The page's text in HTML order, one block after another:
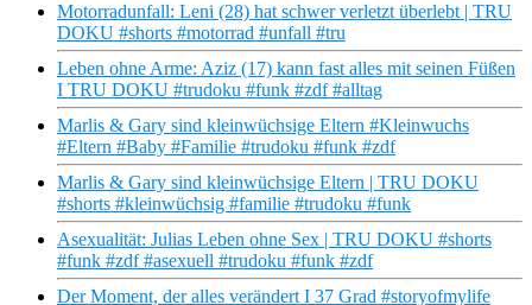
Motorradunfall: Leni (28) hat schwer verletzt überlebt | TRU
DOKU #shorts #motorrad #unfall #tru
Leben ohne Arme: Aziz (17) kann fast alles mit seinen Füßen
I TRU DOKU #trudoku #funk #zdf #alltag
Marlis & Gary sind kleinwüchsige Eltern #Kleinwuchs
#Eltern #Baby #Familie #trudoku #funk #zdf
Marlis & Gary sind kleinwüchsige Eltern | TRU DOKU
#shorts #kleinwüchsig #familie #trudoku #funk
Asexualität: Julias Leben ohne Sex | TRU DOKU #shorts
#funk #zdf #asexuell #trudoku #funk #zdf
Der Moment, der alles verändert I 37 Grad #storyofmylife